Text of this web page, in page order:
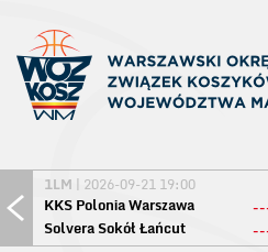
1LM | 2026-09-21 19:00
KKS Polonia Warszawa
Solvera Sokół Łańcut